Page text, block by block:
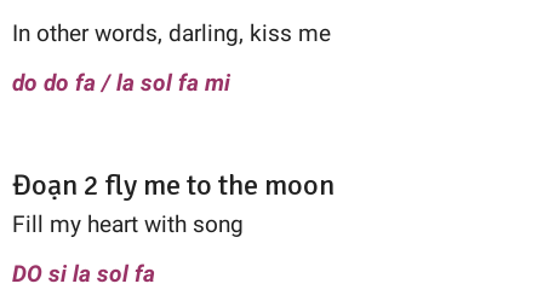
In other words, darling, kiss me
do do fa / la sol fa mi
Đoạn 2 fly me to the moon
Fill my heart with song
DO si la sol fa